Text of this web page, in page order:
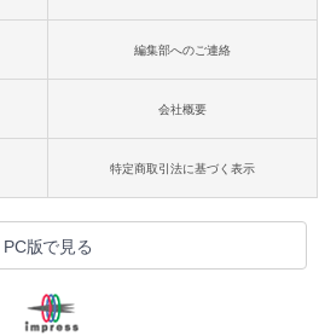
編集部へのご連絡
会社概要
特定商取引法に基づく表示
PC版で見る